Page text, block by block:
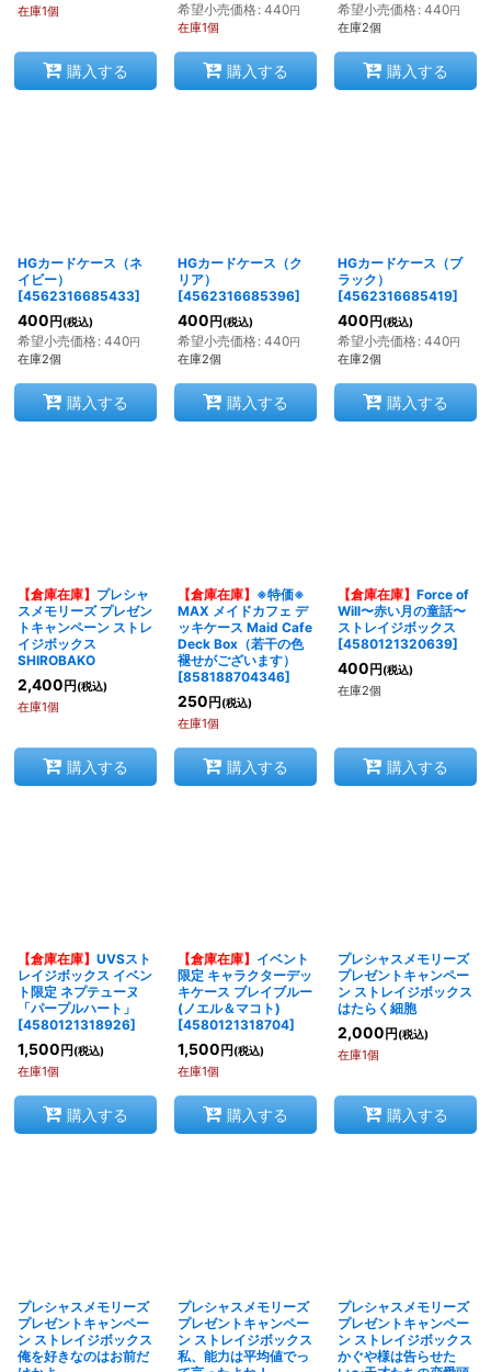
在庫1個
購入する
希望小売価格: 440円
在庫1個
購入する
希望小売価格: 440円
在庫2個
購入する
HGカードケース（ネ
イビー）
[4562316685433]
400 円 (税込)
希望小売価格: 440円
在庫2個
購入する
HGカードケース（ク
リア）
[4562316685396]
400 円 (税込)
希望小売価格: 440円
在庫2個
購入する
HGカードケース（ブ
ラック）
[4562316685419]
400 円 (税込)
希望小売価格: 440円
在庫2個
購入する
【倉庫在庫】 プレシャ
スメモリーズ プレゼン
トキャンペーン ストレ
イジボックス
SHIROBAKO
2,400 円 (税込)
在庫1個
購入する
【倉庫在庫】 ※特価※
MAX メイドカフェ デ
ッキケース Maid Cafe
Deck Box（若干の色
褪せがございます）
[858188704346]
250 円 (税込)
在庫1個
購入する
【倉庫在庫】 Force of
Will〜赤い月の童話〜
ストレイジボックス
[4580121320639]
400 円 (税込)
在庫2個
購入する
【倉庫在庫】 UVSスト
レイジボックス イベン
ト限定 ネプテューヌ
「パープルハート」
[4580121318926]
1,500 円 (税込)
在庫1個
購入する
【倉庫在庫】 イベント
限定 キャラクターデッ
キケース ブレイブルー
(ノエル＆マコト)
[4580121318704]
1,500 円 (税込)
在庫1個
購入する
プレシャスメモリーズ
プレゼントキャンペー
ン ストレイジボックス
はたらく細胞
2,000 円 (税込)
在庫1個
購入する
プレシャスメモリーズ
プレゼントキャンペー
ン ストレイジボックス
俺を好きなのはお前だ
プレシャスメモリーズ
プレゼントキャンペー
ン ストレイジボックス
私、能力は平均値でっ
プレシャスメモリーズ
プレゼントキャンペー
ン ストレイジボックス
かぐや様は告らせた